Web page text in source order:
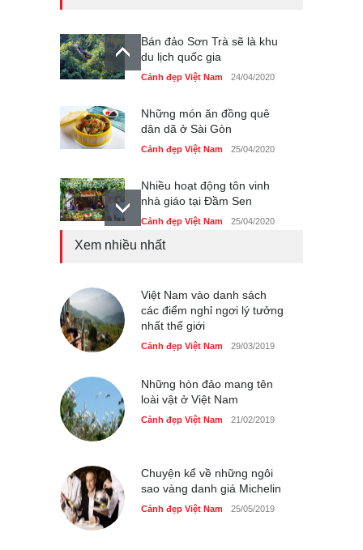
Bán đảo Sơn Trà sẽ là khu
du lịch quốc gia
Cảnh đẹp Việt Nam 24/04/2020
Những món ăn đồng quê
dân dã ở Sài Gòn
Cảnh đẹp Việt Nam 25/04/2020
Nhiều hoạt động tôn vinh
nhà giáo tại Đầm Sen
Cảnh đẹp Việt Nam 25/04/2020
thực Italy
Cảnh đẹp Việt Nam 25/04/2020
Tam giác mạch khoe sắc
Cảnh đẹp Việt Nam 25/04/2020
Xem nhiều nhất
Việt Nam vào danh sách
các điểm nghỉ ngơi lý tưởng
nhất thế giới
Cảnh đẹp Việt Nam 29/03/2019
Những hòn đảo mang tên
loài vật ở Việt Nam
Cảnh đẹp Việt Nam 21/02/2019
Chuyện kể về những ngôi
sao vàng danh giá Michelin
Cảnh đẹp Việt Nam 25/05/2019